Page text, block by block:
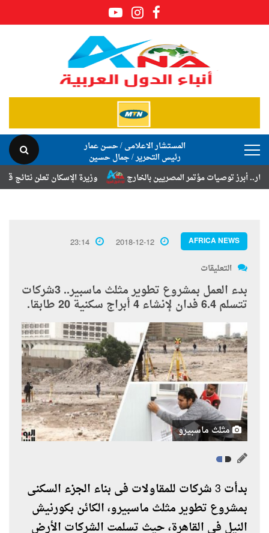
المستشار الاعلامى / حسن عمار
رئيس التحرير / جمال حسين
وزيرة الإسكان تعلن نتائج قرعة
توصيات مؤتمر المصريين بالخارج
AFRICA NEWS
2018-12-12
23:14
التعليقات
بدء العمل بمشروع تطوير مثلث ماسبير.. 3شركات
تتسلم 6.4 فدان لإنشاء 4 أبراج سكنية 20 طابقا.
مثلث ماسبيرو
بدأت 3 شركات للمقاولات فى بناء الجزء السكنى
بمشروع تطوير مثلث ماسبيرو، الكائن بكورنيش
النيل فى القاهرة، حيث تسلمت الشركات الأرض